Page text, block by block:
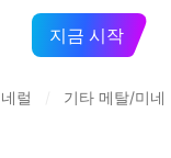
지금 시작
럴 기타 메탈/미네